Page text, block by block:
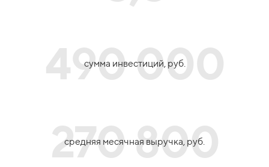
490 000
сумма инвестиций, руб.
270 800
средняя месячная выручка, руб.